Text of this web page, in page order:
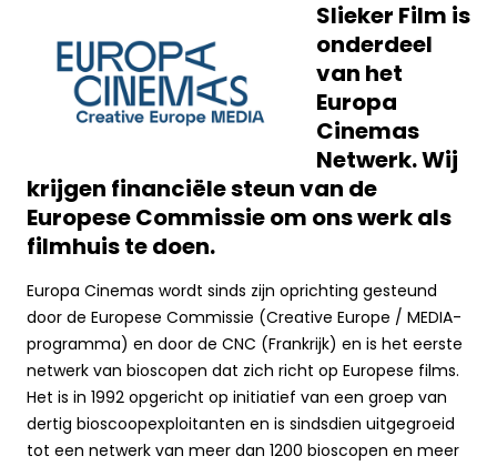
Slieker Film is
onderdeel
van het
Europa
Cinemas
Netwerk. Wij
krijgen financiële steun van de
Europese Commissie om ons werk als
filmhuis te doen.
Europa Cinemas wordt sinds zijn oprichting gesteund
door de Europese Commissie (Creative Europe / MEDIA-
programma) en door de CNC (Frankrijk) en is het eerste
netwerk van bioscopen dat zich richt op Europese films.
Het is in 1992 opgericht op initiatief van een groep van
dertig bioscoopexploitanten en is sindsdien uitgegroeid
tot een netwerk van meer dan 1200 bioscopen en meer